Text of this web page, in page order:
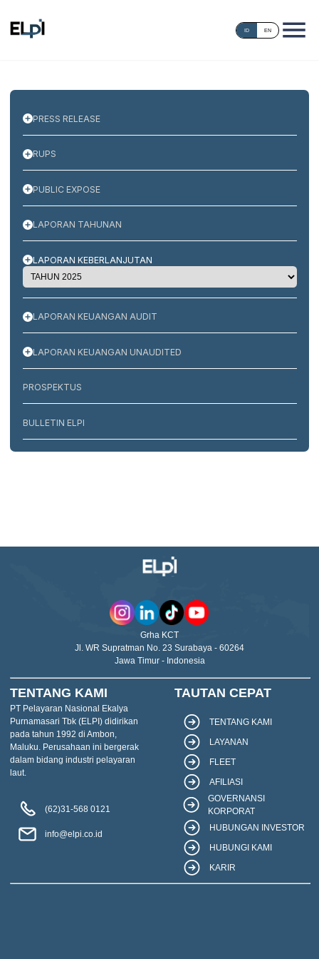
ID EN
PRESS RELEASE
RUPS
PUBLIC EXPOSE
LAPORAN TAHUNAN
LAPORAN KEBERLANJUTAN
LAPORAN KEUANGAN AUDIT
LAPORAN KEUANGAN UNAUDITED
PROSPEKTUS
BULLETIN ELPI
Grha KCT
Jl. WR Supratman No. 23 Surabaya - 60264
Jawa Timur - Indonesia
TENTANG KAMI
PT Pelayaran Nasional Ekalya
Purnamasari Tbk (ELPI) didirikan
pada tahun 1992 di Ambon,
Maluku. Perusahaan ini bergerak
dalam bidang industri pelayaran
laut.
(62)31-568 0121
info@elpi.co.id
TAUTAN CEPAT
TENTANG KAMI
LAYANAN
FLEET
AFILIASI
GOVERNANSI
KORPORAT
HUBUNGAN INVESTOR
HUBUNGI KAMI
KARIR